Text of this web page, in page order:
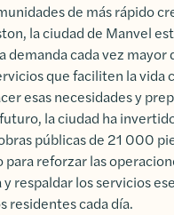
de más rápido
la ciudad de Manvel
cada vez mayor
que faciliten la vida
esas necesidades y
la ciudad ha
públicas de 21 000
para reforzar las
respaldar los servicios
residentes cada día.